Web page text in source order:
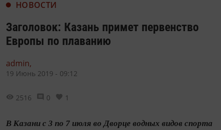
НОВОСТИ
Заголовок: Казань примет первенство
Европы по плаванию
admin,
19 Июнь 2019 - 09:12
2516 0 1
В Казани с 3 по 7 июля во Дворце водных видов спорта